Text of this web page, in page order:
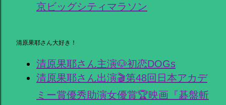
京ビッグシティマラソン
清原果耶さん大好き！
清原果耶さん主演🐶初恋DOGs
清原果耶さん出演🎬第48回日本アカデ
ミー賞優秀助演女優賞🏆映画『碁盤斬